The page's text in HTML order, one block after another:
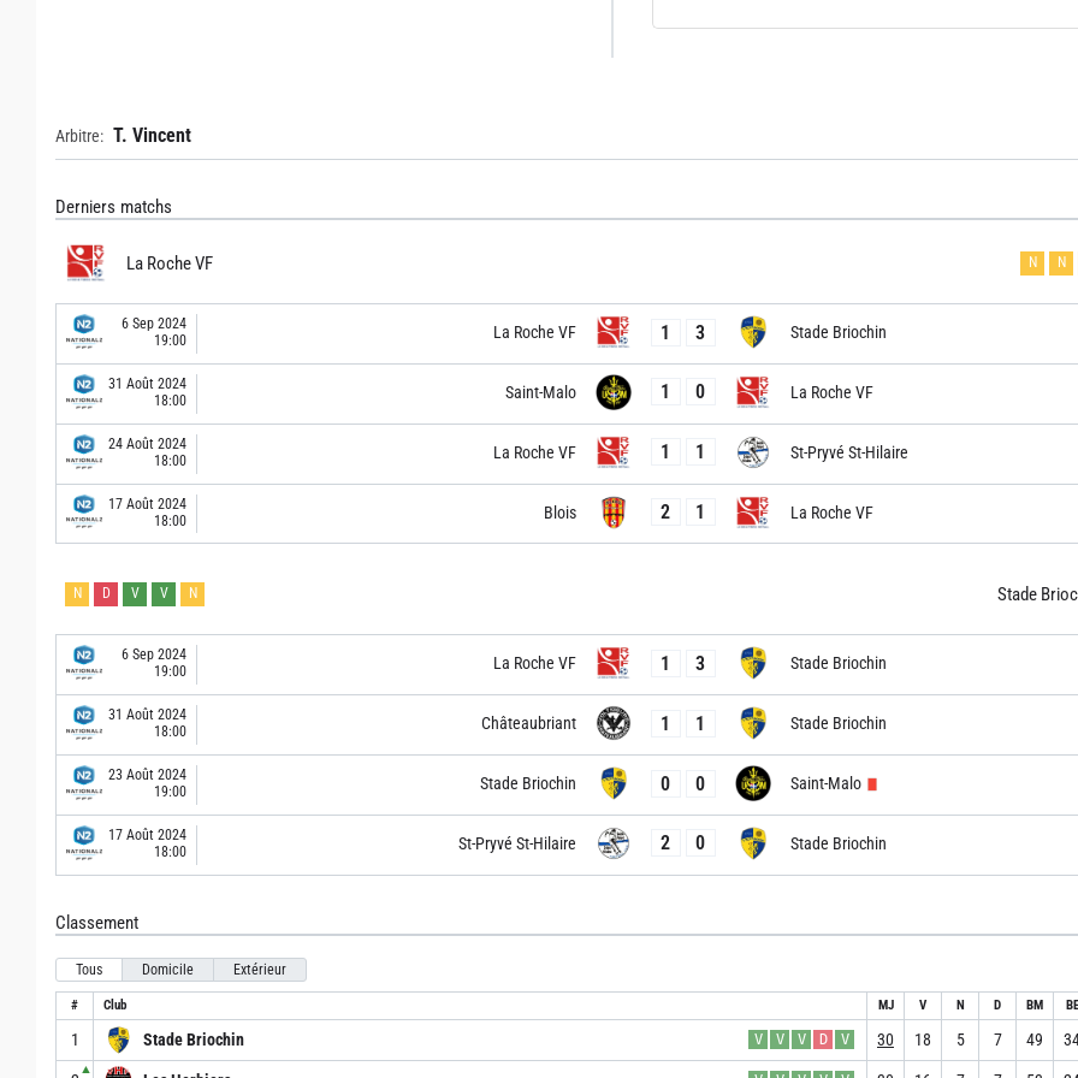
Arbitre: T. Vincent
Derniers matchs
La Roche VF N N
6 Sep 2024
19:00
La Roche VF 1 3 Stade Briochin
31 Août 2024
18:00
Saint-Malo 1 0 La Roche VF
24 Août 2024
18:00
La Roche VF 1 1 St-Pryvé St-Hilaire
17 Août 2024
18:00
Blois 2 1 La Roche VF
Stade
N D V V N
6 Sep 2024
19:00
La Roche VF 1 3 Stade Briochin
31 Août 2024
18:00
Châteaubriant 1 1 Stade Briochin
23 Août 2024
19:00
Stade Briochin 0 0 Saint-Malo
17 Août 2024
18:00
St-Pryvé St-Hilaire 2 0 Stade Briochin
Classement
Tous Domicile Extérieur
# Club MJ V N D BM BE
1 Stade Briochin V V V D V 30 18 5 7 49
▲